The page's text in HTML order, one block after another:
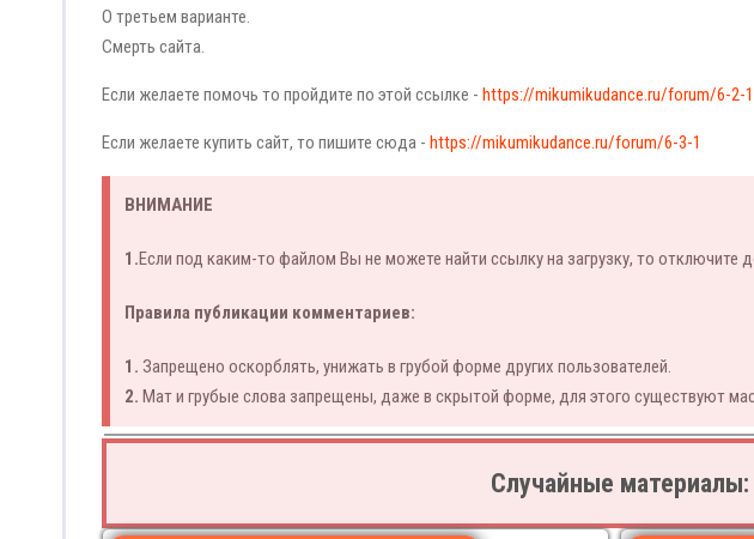
О третьем варианте.
Смерть сайта.
Если желаете помочь то пройдите по этой ссылке - https://mikumikudance.ru/forum/6-2-
Если желаете купить сайт, то пишите сюда - https://mikumikudance.ru/forum/6-3-1
ВНИМАНИЕ
1.Если под каким-то файлом Вы не можете найти ссылку на загрузку, то
Правила публикации комментариев:
1. Запрещено оскорблять, унижать в грубой форме других пользователей.
2. Мат и грубые слова запрещены, даже в скрытой форме, для этого существуют
Случайные материалы: